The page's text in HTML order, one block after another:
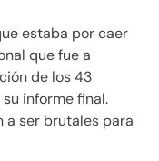
estaba por caer
que fue a
de los 43
informe final.
a ser brutales para